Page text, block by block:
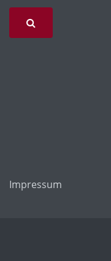
Impressum